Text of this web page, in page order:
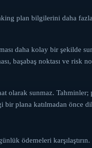
plan bilgilerini daha
daha kolay bir şekilde
başabaş noktası ve risk
olarak sunmaz. Tahminler;
bir plana katılmadan önce
ödemeleri karşılaştırın.